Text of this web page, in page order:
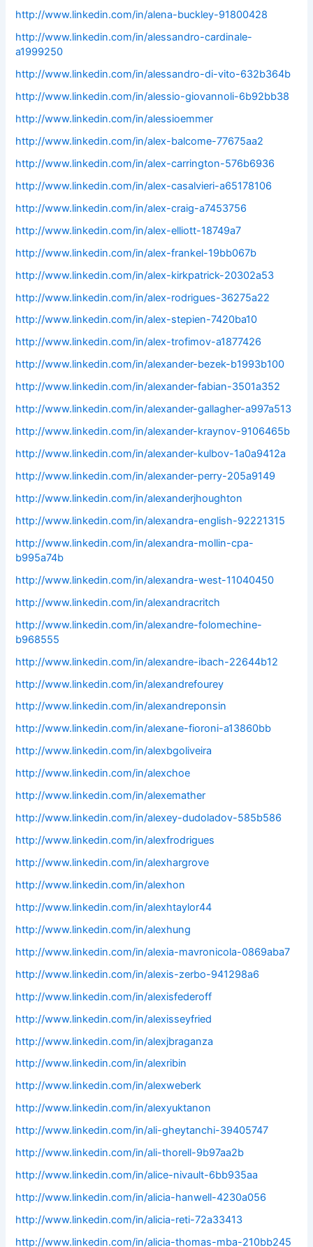
http://www.linkedin.com/in/alena-buckley-91800428
http://www.linkedin.com/in/alessandro-cardinale-
a1999250
http://www.linkedin.com/in/alessandro-di-vito-632b364b
http://www.linkedin.com/in/alessio-giovannoli-6b92bb38
http://www.linkedin.com/in/alessioemmer
http://www.linkedin.com/in/alex-balcome-77675aa2
http://www.linkedin.com/in/alex-carrington-576b6936
http://www.linkedin.com/in/alex-casalvieri-a65178106
http://www.linkedin.com/in/alex-craig-a7453756
http://www.linkedin.com/in/alex-elliott-18749a7
http://www.linkedin.com/in/alex-frankel-19bb067b
http://www.linkedin.com/in/alex-kirkpatrick-20302a53
http://www.linkedin.com/in/alex-rodrigues-36275a22
http://www.linkedin.com/in/alex-stepien-7420ba10
http://www.linkedin.com/in/alex-trofimov-a1877426
http://www.linkedin.com/in/alexander-bezek-b1993b100
http://www.linkedin.com/in/alexander-fabian-3501a352
http://www.linkedin.com/in/alexander-gallagher-a997a513
http://www.linkedin.com/in/alexander-kraynov-9106465b
http://www.linkedin.com/in/alexander-kulbov-1a0a9412a
http://www.linkedin.com/in/alexander-perry-205a9149
http://www.linkedin.com/in/alexanderjhoughton
http://www.linkedin.com/in/alexandra-english-92221315
http://www.linkedin.com/in/alexandra-mollin-cpa-
b995a74b
http://www.linkedin.com/in/alexandra-west-11040450
http://www.linkedin.com/in/alexandracritch
http://www.linkedin.com/in/alexandre-folomechine-
b968555
http://www.linkedin.com/in/alexandre-ibach-22644b12
http://www.linkedin.com/in/alexandrefourey
http://www.linkedin.com/in/alexandreponsin
http://www.linkedin.com/in/alexane-fioroni-a13860bb
http://www.linkedin.com/in/alexbgoliveira
http://www.linkedin.com/in/alexchoe
http://www.linkedin.com/in/alexemather
http://www.linkedin.com/in/alexey-dudoladov-585b586
http://www.linkedin.com/in/alexfrodrigues
http://www.linkedin.com/in/alexhargrove
http://www.linkedin.com/in/alexhon
http://www.linkedin.com/in/alexhtaylor44
http://www.linkedin.com/in/alexhung
http://www.linkedin.com/in/alexia-mavronicola-0869aba7
http://www.linkedin.com/in/alexis-zerbo-941298a6
http://www.linkedin.com/in/alexisfederoff
http://www.linkedin.com/in/alexisseyfried
http://www.linkedin.com/in/alexjbraganza
http://www.linkedin.com/in/alexribin
http://www.linkedin.com/in/alexweberk
http://www.linkedin.com/in/alexyuktanon
http://www.linkedin.com/in/ali-gheytanchi-39405747
http://www.linkedin.com/in/ali-thorell-9b97aa2b
http://www.linkedin.com/in/alice-nivault-6bb935aa
http://www.linkedin.com/in/alicia-hanwell-4230a056
http://www.linkedin.com/in/alicia-reti-72a33413
http://www.linkedin.com/in/alicia-thomas-mba-210bb245